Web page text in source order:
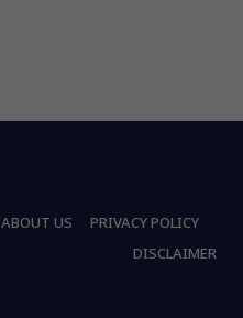
ABOUT US
PRIVACY POLICY
DISCLAIMER